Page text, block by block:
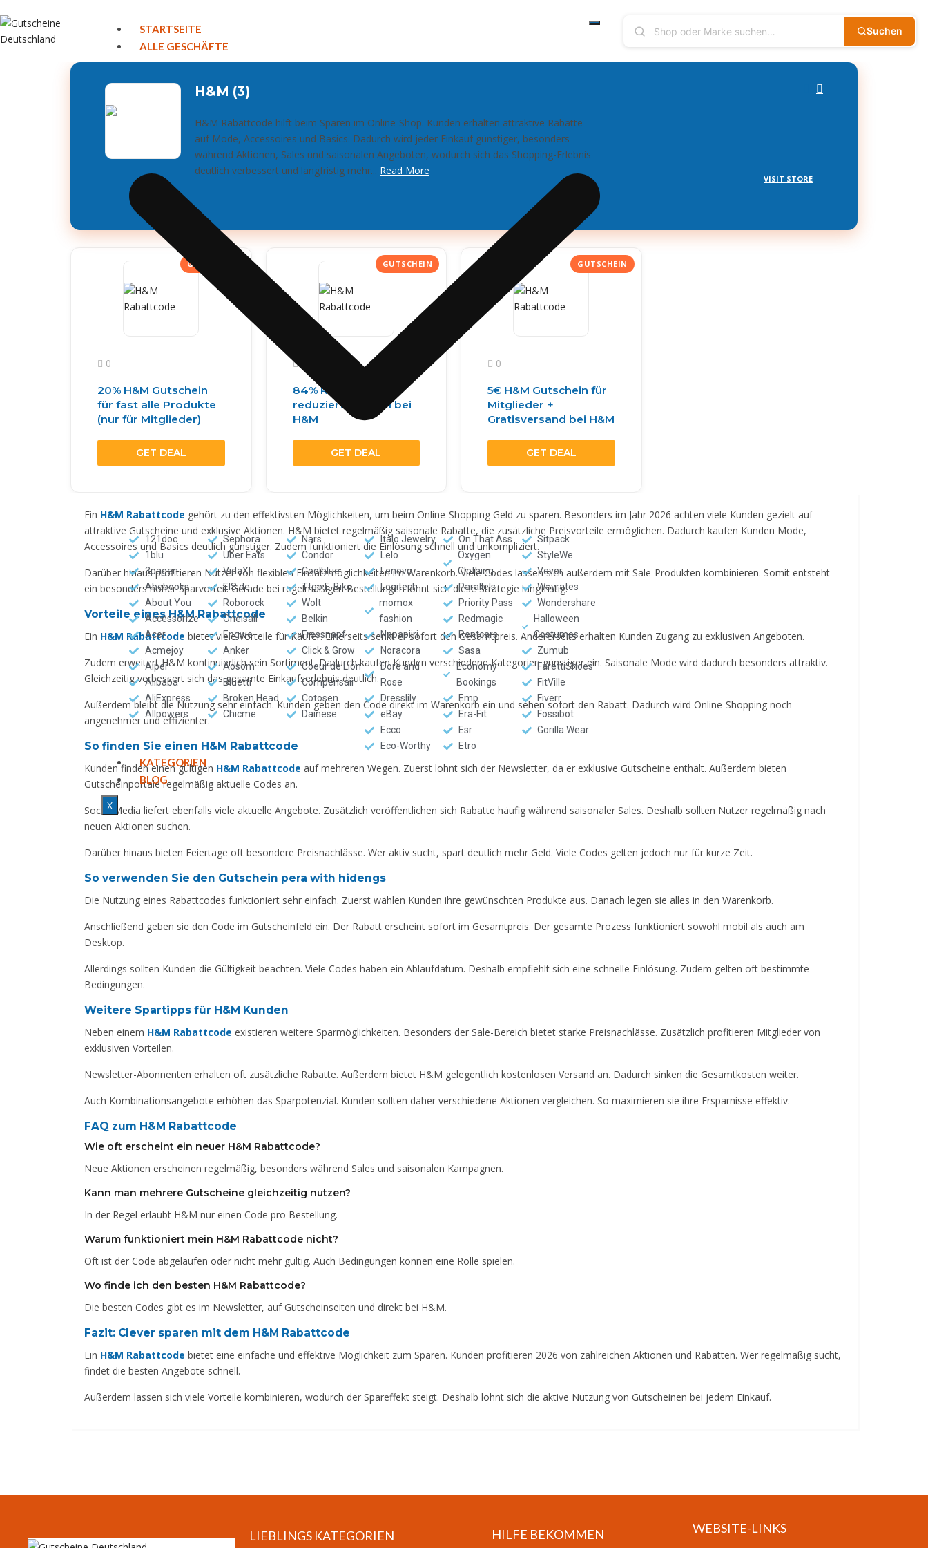
STARTSEITE
ALLE GESCHÄFTE
121doc
1blu
3pagen
Abebooks
About You
Accessorize
Acer
Acmejoy
Aiper
Alibaba
AliExpress
Allpowers
Sephora
Uber Eats
VidaXL
EIS.de
Roborock
Oneisall
Engwe
Anker
Aosom
Bluetti
Broken Head
Chicme
Nars
Condor
Coolblue
Ttgo E-Bike
Wolt
Belkin
Fressnapf
Click & Grow
Coeur de Lion
Compensair
Cotosen
Dainese
Italo Jewelry
Lelo
Lenovo
Logitech
momox
fashion
Napapijri
Noracora
Dore and
Rose
Dresslily
eBay
Ecco
Eco-Worthy
On That Ass
Oxygen
Clothing
Parallels
Priority Pass
Redmagic
Rentcars
Sasa
Economy
Bookings
Emp
Era-Fit
Esr
Etro
Sitpack
StyleWe
Vevor
Wayrates
Wondershare
Halloween
Costumes
Zumub
FarettiShoes
FitVille
Fiverr
Fossibot
Gorilla Wear
KATEGORIEN
BLOG
X
Suchen
H&M (3)
H&M Rabattcode hilft beim Sparen im Online-Shop. Kunden erhalten attraktive Rabatte
auf Mode, Accessoires und Basics. Dadurch wird jeder Einkauf günstiger, besonders
während Aktionen, Sales und saisonalen Angeboten, wodurch sich das Shopping-Erlebnis
deutlich verbessert und langfristig mehr... Read More
VISIT STORE
0
20% H&M Gutschein
für fast alle Produkte
(nur für Mitglieder)
GET DEAL
0
84% Rabatt
reduzierte Artikel bei
H&M
GET DEAL
0
5€ H&M Gutschein für
Mitglieder +
Gratisversand bei H&M
GET DEAL
Ein H&M Rabattcode gehört zu den effektivsten Möglichkeiten, um beim Online-Shopping Geld zu sparen. Besonders im Jahr 2026 achten viele Kunden gezielt auf
attraktive Gutscheine und exklusive Aktionen. H&M bietet regelmäßig saisonale Rabatte, die zusätzliche Preisvorteile ermöglichen. Dadurch kaufen Kunden Mode,
Accessoires und Basics deutlich günstiger. Zudem funktioniert die Einlösung schnell und unkompliziert.
Darüber hinaus profitieren Nutzer von flexiblen Einsatzmöglichkeiten im Warenkorb. Viele Codes lassen sich außerdem mit Sale-Produkten kombinieren. Somit entsteht
ein besonders hoher Sparvorteil. Gerade bei regelmäßigen Bestellungen lohnt sich diese Strategie langfristig.
Vorteile eines H&M Rabattcode
Ein H&M Rabattcode bietet viele Vorteile für Käufer. Einerseits senkt er sofort den Gesamtpreis. Andererseits erhalten Kunden Zugang zu exklusiven Angeboten.
Zudem erweitert H&M kontinuierlich sein Sortiment. Dadurch kaufen Kunden verschiedene Kategorien günstiger ein. Saisonale Mode wird dadurch besonders attraktiv.
Gleichzeitig verbessert sich das gesamte Einkaufserlebnis deutlich.
Außerdem bleibt die Nutzung sehr einfach. Kunden geben den Code direkt im Warenkorb ein und sehen sofort den Rabatt. Dadurch wird Online-Shopping noch
angenehmer und effizienter.
So finden Sie einen H&M Rabattcode
Kunden finden einen gültigen H&M Rabattcode auf mehreren Wegen. Zuerst lohnt sich der Newsletter, da er exklusive Gutscheine enthält. Außerdem bieten
Gutscheinportale regelmäßig aktuelle Codes an.
Social Media liefert ebenfalls viele aktuelle Angebote. Zusätzlich veröffentlichen sich Rabatte häufig während saisonaler Sales. Deshalb sollten Nutzer regelmäßig nach
neuen Aktionen suchen.
Darüber hinaus bieten Feiertage oft besondere Preisnachlässe. Wer aktiv sucht, spart deutlich mehr Geld. Viele Codes gelten jedoch nur für kurze Zeit.
So verwenden Sie den Gutschein pera with hidengs
Die Nutzung eines Rabattcodes funktioniert sehr einfach. Zuerst wählen Kunden ihre gewünschten Produkte aus. Danach legen sie alles in den Warenkorb.
Anschließend geben sie den Code im Gutscheinfeld ein. Der Rabatt erscheint sofort im Gesamtpreis. Der gesamte Prozess funktioniert sowohl mobil als auch am
Desktop.
Allerdings sollten Kunden die Gültigkeit beachten. Viele Codes haben ein Ablaufdatum. Deshalb empfiehlt sich eine schnelle Einlösung. Zudem gelten oft bestimmte
Bedingungen.
Weitere Spartipps für H&M Kunden
Neben einem H&M Rabattcode existieren weitere Sparmöglichkeiten. Besonders der Sale-Bereich bietet starke Preisnachlässe. Zusätzlich profitieren Mitglieder von
exklusiven Vorteilen.
Newsletter-Abonnenten erhalten oft zusätzliche Rabatte. Außerdem bietet H&M gelegentlich kostenlosen Versand an. Dadurch sinken die Gesamtkosten weiter.
Auch Kombinationsangebote erhöhen das Sparpotenzial. Kunden sollten daher verschiedene Aktionen vergleichen. So maximieren sie ihre Ersparnisse effektiv.
FAQ zum H&M Rabattcode
Wie oft erscheint ein neuer H&M Rabattcode?
Neue Aktionen erscheinen regelmäßig, besonders während Sales und saisonalen Kampagnen.
Kann man mehrere Gutscheine gleichzeitig nutzen?
In der Regel erlaubt H&M nur einen Code pro Bestellung.
Warum funktioniert mein H&M Rabattcode nicht?
Oft ist der Code abgelaufen oder nicht mehr gültig. Auch Bedingungen können eine Rolle spielen.
Wo finde ich den besten H&M Rabattcode?
Die besten Codes gibt es im Newsletter, auf Gutscheinseiten und direkt bei H&M.
Fazit: Clever sparen mit dem H&M Rabattcode
Ein H&M Rabattcode bietet eine einfache und effektive Möglichkeit zum Sparen. Kunden profitieren 2026 von zahlreichen Aktionen und Rabatten. Wer regelmäßig sucht,
findet die besten Angebote schnell.
Außerdem lassen sich viele Vorteile kombinieren, wodurch der Spareffekt steigt. Deshalb lohnt sich die aktive Nutzung von Gutscheinen bei jedem Einkauf.
LIEBLINGS KATEGORIEN HILFE BEKOMMEN WEBSITE-LINKS